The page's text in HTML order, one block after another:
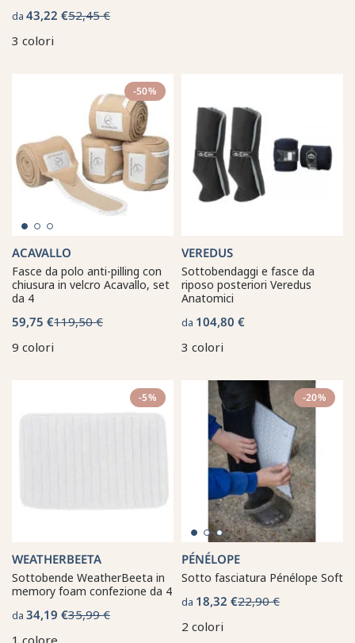
da 43,22 €52,45 €
3 colori
-50%
ACAVALLO
Fasce da polo anti-pilling con
chiusura in velcro Acavallo, set
da 4
59,75 €119,50 €
9 colori
VEREDUS
Sottobendaggi e fasce da
riposo posteriori Veredus
Anatomici
da 104,80 €
3 colori
-5%
WEATHERBEETA
Sottobende WeatherBeeta in
memory foam confezione da 4
da 34,19 €35,99 €
1 colore
-20%
PÉNÉLOPE
Sotto fasciatura Pénélope Soft
da 18,32 €22,90 €
2 colori